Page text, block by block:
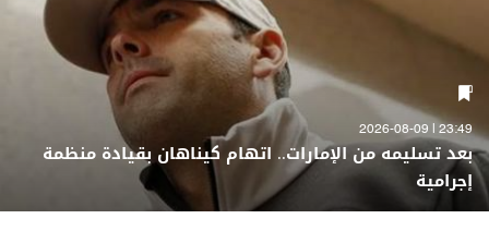
23:49 | 2026-08-09
بعد تسليمه من الإمارات.. اتهام كيناهان بقيادة منظمة
إجرامية